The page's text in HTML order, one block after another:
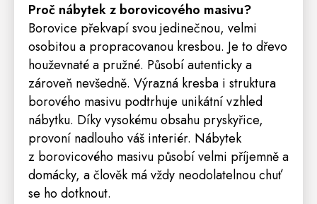
Proč nábytek z borovicového masivu?
Borovice překvapí svou jedinečnou, velmi
osobitou a propracovanou kresbou. Je to dřevo
houževnaté a pružné. Působí autenticky a
zároveň nevšedně. Výrazná kresba i struktura
borového masivu podtrhuje unikátní vzhled
nábytku. Díky vysokému obsahu pryskyřice,
provoní nadlouho váš interiér. Nábytek
z borovicového masivu působí velmi příjemně a
domácky, a člověk má vždy neodolatelnou chuť
se ho dotknout.